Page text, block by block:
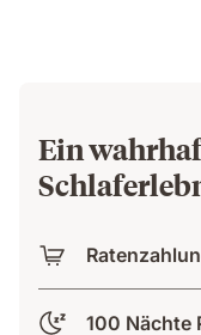
Ein
100 Nächte